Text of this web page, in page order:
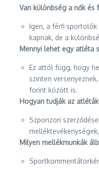
Van különbség a nők és
Igen, a férfi
kapnak, de a
Mennyi lehet egy atléta
Ez attól függ, hogy
szinten
forint között is.
Hogyan tudják az
Szponzori
Milyen mellékmunkák